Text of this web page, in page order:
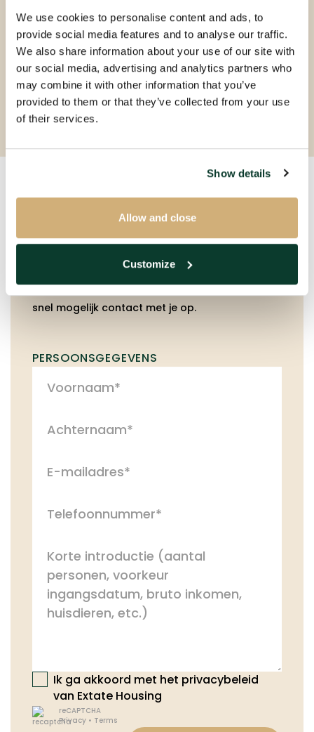
We use cookies to personalise content and ads, to
provide social media features and to analyse our traffic.
We also share information about your use of our site with
our social media, advertising and analytics partners who
may combine it with other information that you’ve
provided to them or that they’ve collected from your use
of their services.
Show details
Allow and close
Customize
2 kamers
49m²
Gestoffeerd
Neem contact met ons
op!
Vul onderstaande gegevens in en wij nemen zo
snel mogelijk contact met je op.
PERSOONSGEGEVENS
Ik ga akkoord met het privacybeleid
van Extate Housing
reCAPTCHA
Privacy• Terms